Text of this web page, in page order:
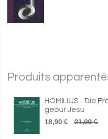
Produits
HOMILIUS - Die
gebur Jesu
18,90 €
21,00 €